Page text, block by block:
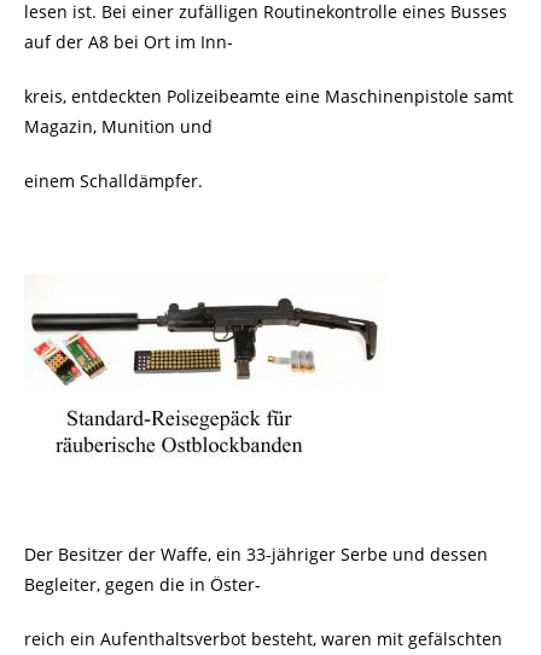
lesen ist. Bei einer zufälligen Routinekontrolle eines Busses
auf der A8 bei Ort im Inn-
kreis, entdeckten Polizeibeamte eine Maschinenpistole samt
Magazin, Munition und
einem Schalldämpfer.
Der Besitzer der Waffe, ein 33-jähriger Serbe und dessen
Begleiter, gegen die in Öster-
reich ein Aufenthaltsverbot besteht, waren mit gefälschten